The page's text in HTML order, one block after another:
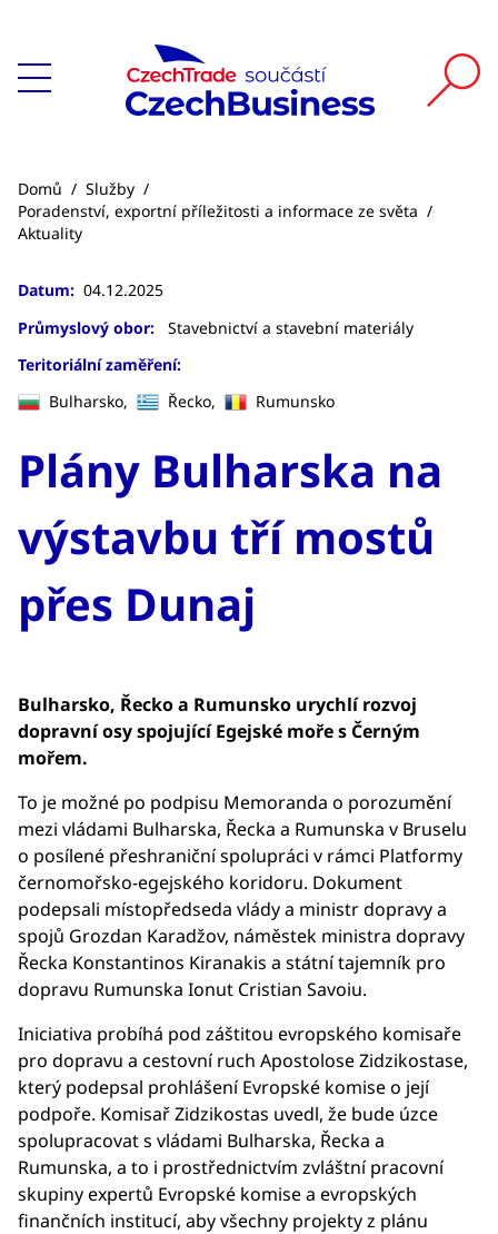
Domů / Služby /
Poradenství, exportní příležitosti a informace ze světa /
Aktuality
Datum: 04.12.2025
Průmyslový obor:
Stavebnictví a stavební materiály
Teritoriální zaměření:
Bulharsko,
Řecko, Rumunsko
Plány Bulharska na
výstavbu tří mostů
přes Dunaj
Bulharsko, Řecko a Rumunsko urychlí rozvoj
dopravní osy spojující Egejské moře s Černým
mořem.
To je možné po podpisu Memoranda o porozumění
mezi vládami Bulharska, Řecka a Rumunska v Bruselu
o posílené přeshraniční spolupráci v rámci Platformy
černomořsko-egejského koridoru. Dokument
podepsali místopředseda vlády a ministr dopravy a
spojů Grozdan Karadžov, náměstek ministra dopravy
Řecka Konstantinos Kiranakis a státní tajemník pro
dopravu Rumunska Ionut Cristian Savoiu.
Iniciativa probíhá pod záštitou evropského komisaře
pro dopravu a cestovní ruch Apostolose Zidzikostase,
který podepsal prohlášení Evropské komise o její
podpoře. Komisař Zidzikostas uvedl, že bude úzce
spolupracovat s vládami Bulharska, Řecka a
Rumunska, a to i prostřednictvím zvláštní pracovní
skupiny expertů Evropské komise a evropských
finančních institucí, aby všechny projekty z plánu